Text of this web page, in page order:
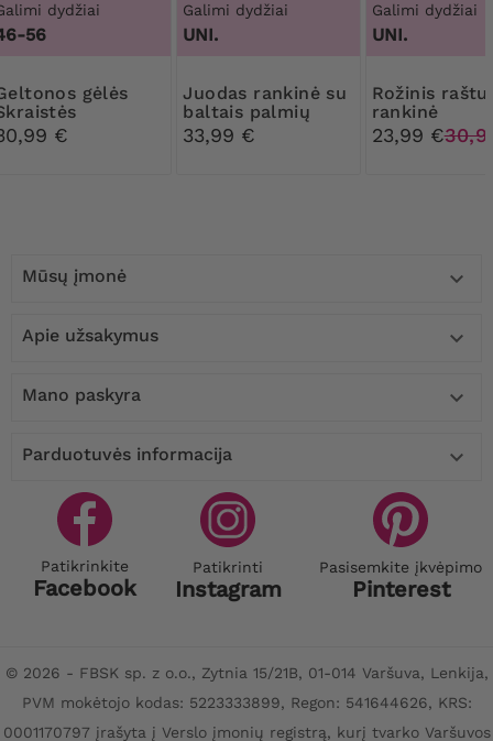
dydžiai
56
€
Galimi dydžiai
UNI.
Juodas rankinė su
baltais palmių
lapais
33,99 €
Galimi dydžiai
UNI.
Rožinis raštuotas
rankinė
23,99 €
Mūsų įmonė 
Apie užsakymus 
Mano paskyra 
Parduotuvės informacija 
Patikrinkite
Facebook
Patikrinti
Instagram
Pasisemkite įkvėpimo
Pinterest
© 2026 - FBSK sp. z o.o., Zytnia 15/21B, 01-014 Varšuva, Lenkija,
PVM mokėtojo kodas: 5223333899, Regon: 541644626, KRS:
0001170797 įrašyta į Verslo įmonių registrą, kurį tvarko Varšuvos